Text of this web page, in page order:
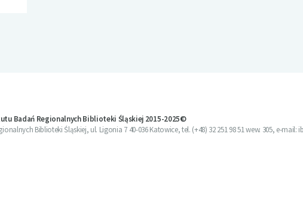
Badań Regionalnych Biblioteki Śląskiej 2015-2025©
Biblioteki Śląskiej, ul. Ligonia 7 40-036 Katowice, tel. (+48) 32 251 98 51 wew. 305, e-mail: